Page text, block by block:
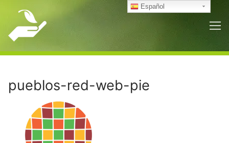
contenido
pueblos-red-web-pie
Español